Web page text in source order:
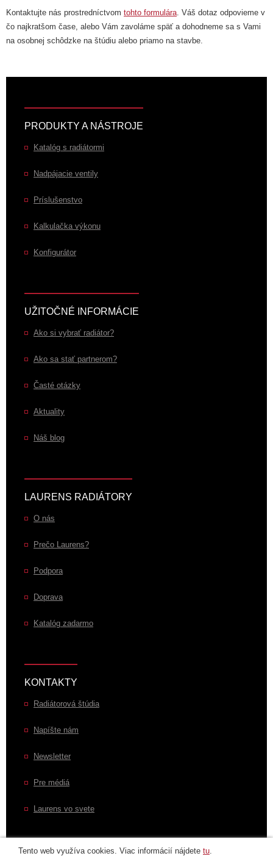
Kontaktujte nás prostredníctvom tohto formulára. Váš dotaz odpovieme v
čo najkratšom čase, alebo Vám zavoláme späť a dohodneme sa s Vami
na osobnej schôdzke na štúdiu alebo priamo na stavbe.
PRODUKTY A NÁSTROJE
Katalóg s radiátormi
Nadpájacie ventily
Príslušenstvo
Kalkulačka výkonu
Konfigurátor
UŽITOČNÉ INFORMÁCIE
Ako si vybrať radiátor?
Ako sa stať partnerom?
Časté otázky
Aktuality
Náš blog
LAURENS RADIÁTORY
O nás
Prečo Laurens?
Podpora
Doprava
Katalóg zadarmo
KONTAKTY
Radiátorová štúdia
Napíšte nám
Newsletter
Pre médiá
Laurens vo svete
Tento web využíva cookies. Viac informácií nájdete tu.